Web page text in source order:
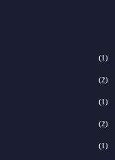
(1)
(2)
(1)
(2)
(1)